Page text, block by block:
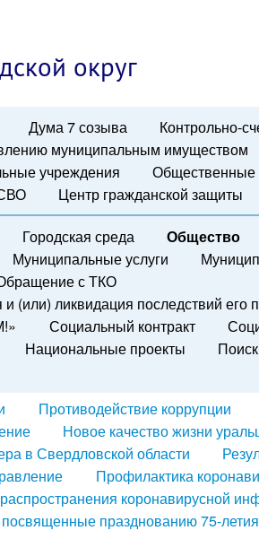
округ
Дума 7 созыва
Контрольно-
муниципальным имуществом
учреждения Общественные
Центр гражданской защиты
Городская среда Общество
Муниципальные услуги
с ТКО
(или) ликвидация последствий его
Социальный контракт
Национальные проекты
Противодействие коррупции
Новое качество жизни
в Свердловской области
Профилактика
коронавирусной
празднованию 75-